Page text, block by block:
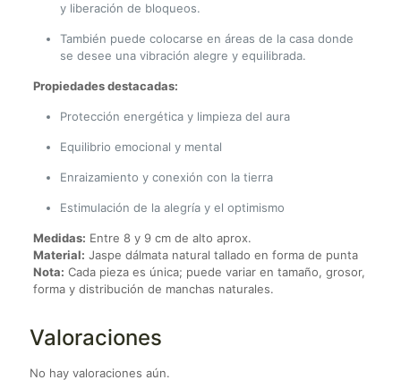
y liberación de bloqueos.
También puede colocarse en áreas de la casa donde
se desee una vibración alegre y equilibrada.
Propiedades destacadas:
Protección energética y limpieza del aura
Equilibrio emocional y mental
Enraizamiento y conexión con la tierra
Estimulación de la alegría y el optimismo
Medidas: Entre 8 y 9 cm de alto aprox.
Material: Jaspe dálmata natural tallado en forma de punta
Nota: Cada pieza es única; puede variar en tamaño, grosor,
forma y distribución de manchas naturales.
Valoraciones
No hay valoraciones aún.